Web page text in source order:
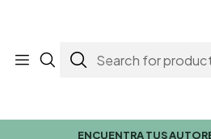
ENCUENTRA TUS